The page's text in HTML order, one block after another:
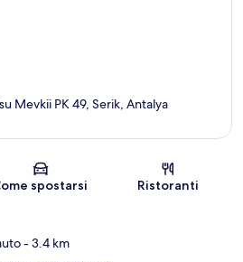
Mappa
Mevkii PK 49, Serik, Antalya
spostarsi Ristoranti
- 3.4 km